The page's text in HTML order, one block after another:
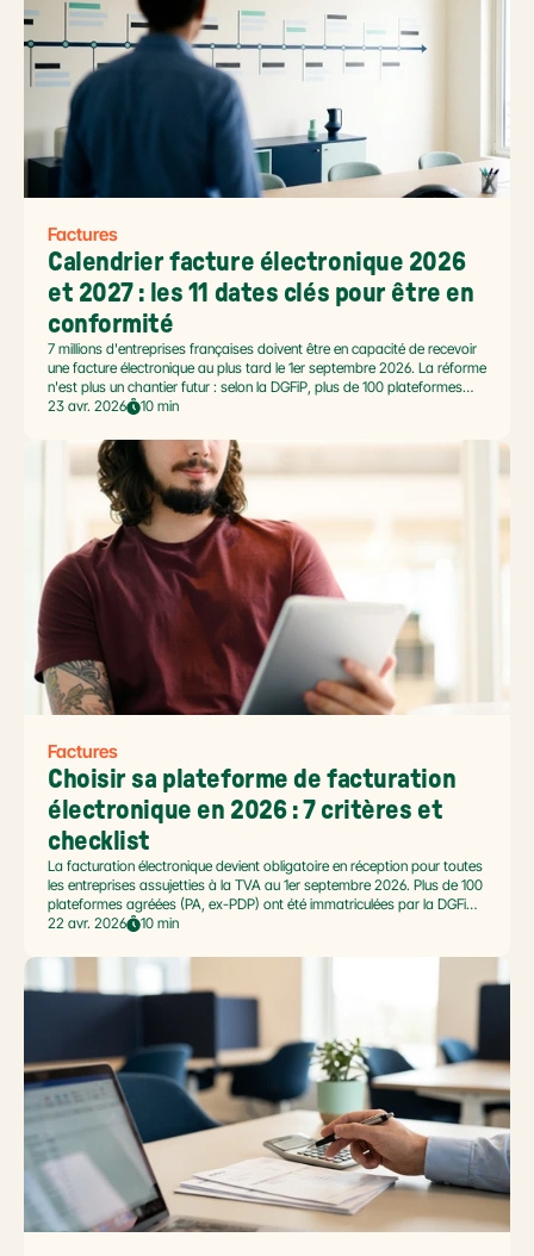
Factures
Calendrier facture électronique 2026
et 2027 : les 11 dates clés pour être en
conformité
7 millions d'entreprises françaises doivent être en capacité de recevoir
une facture électronique au plus tard le 1er septembre 2026. La réforme
n'est plus un chantier futur : selon la DGFiP, plus de 100 plateformes
agréées sont déjà immatriculées et 500 000 entreprises ont activé leur
officiel de la facture électronique, vous êtes au bon endroit.
23 avr. 2026 10 min
Factures
Choisir sa plateforme de facturation
électronique en 2026 : 7 critères et
checklist
La facturation électronique devient obligatoire en réception pour toutes
les entreprises assujetties à la TVA au 1er septembre 2026. Plus de 100
plateformes agréées (PA, ex-PDP) ont été immatriculées par la DGFiP,
avec des offres de 0 à 99 euros par mois. Comment choisir sans se
de décision utilisée par les DAF de nos clients.
22 avr. 2026 10 min